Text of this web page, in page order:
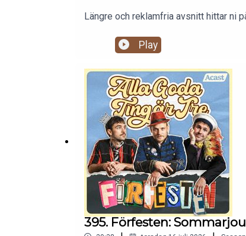
Längre och reklamfria avsnitt hittar ni
Play
395. Förfesten: